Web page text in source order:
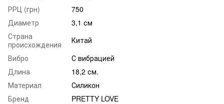
РРЦ (грн)
750
Диаметр
3,1 см
Страна
происхождения
Китай
Вибро
С вибрацией
Длина
18,2 см.
Материал
Силикон
Бренд
PRETTY LOVE